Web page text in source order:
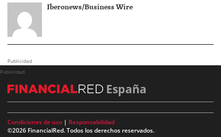
Iberonews/Business Wire
Publicidad
Publicidad
España
Condiciones de uso | Responsabilidad
©2026 FinancialRed. Todos los derechos reservados.